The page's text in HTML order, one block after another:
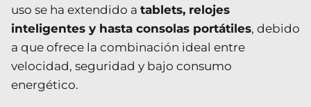
uso se ha extendido a tablets, relojes
inteligentes y hasta consolas portátiles, debido
a que ofrece la combinación ideal entre
velocidad, seguridad y bajo consumo
energético.